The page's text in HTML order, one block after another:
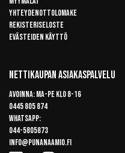
Yhteydenottolomake
Rekisteriseloste
Evästeiden käyttö
Nettikaupan Asiakaspalvelu
Avoinna: Ma-pe klo 8-16
0445 805 874
Whatsapp:
044-5805873
info@punanaamio.fi